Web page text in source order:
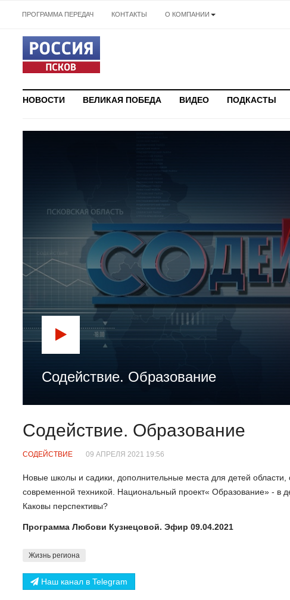
ПРОГРАММА ПЕРЕДАЧ КОНТАКТЫ О КОМПАНИИ
НОВОСТИ ВЕЛИКАЯ ПОБЕДА ВИДЕО ПОДКАСТЫ
Содействие. Образование
Содействие. Образование
СОДЕЙСТВИЕ 09 АПРЕЛЯ 2021 19:56
Новые школы и садики, дополнительные места для детей области,
современной техникой. Национальный проект« Образование» - в
Каковы перспективы?
Программа Любови Кузнецовой. Эфир 09.04.2021
Жизнь региона
Наш канал в Telegram